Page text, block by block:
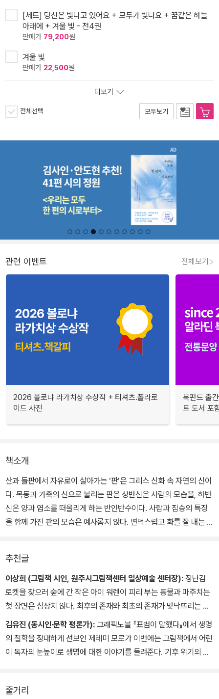
[세트] 당신은 빛나고 있어요 + 모두가 빛나요 + 꿈같은 하늘
아래에 + 겨울 빛 - 전4권
판매가 79,200원
겨울 빛
판매가 22,500원
더보기
전체선택 모두보기
관련 이벤트 전체보기
2026 볼로냐 라가치상 수상작 + 티셔츠.폴라로
이드 사진
북펀드 출
트 도서 포
책소개
산과 들판에서 자유로이 살아가는 ‘판’은 그리스 신화 속 자연의 신이
다. 목동과 가축의 신으로 불리는 판은 상반신은 사람의 모습을, 하반
신은 양과 염소를 떠올리게 하는 반인반수이다. 사람과 짐승의 특징
을 함께 가진 판의 모습은 예사롭지 않다. 변덕스럽고 화를 잘 내는 성
나뭇잎 사이로 불어오는 바람, 시냇물이 흘러가는 소리, 자연에서 들
리는 모든 것은 판의 노래다. 판은 자연 속에서 노래와 함께 살아간다.
아이들과 손을 잡고 춤추기도 하고, 사람들이 웃는 소리를 즐겁게 듣
기도 한다. 자연 속에서 사람들과 함께 살아가던 판. 그러나 사람들이
도시로 이주하게 되면서 그들은 점점 자연의 소리를 잊어버린다. 더
이상 자연의 소리를 듣는 사람이 없어지자, 자연의 신인 판은 피리의
선율을 기억하지 못하게 되고, 마침내 세상의 혼돈을 일으키는 존재
워렌이 처음 판을 봤을 때도, 판은 피리를 불려고 노력하나 피리에선
추천글
이상희 (그림책 시인, 원주시그림책센터 일상예술 센터장): 장난감
로켓을 찾으러 숲에 간 작은 아이 워렌이 피리 부는 동물과 마주치는
첫 장면은 심상치 않다. 최후의 존재와 최초의 존재가 맞닥뜨리는 국
면이라니! 제레미 모로가 이번엔 종말을 얘기하려는 걸까. 심상찮은
기후 위기를 거듭 겪어내고 있는 우리 모두는 대체로 워렌의 부모들
처럼 무기력한 관망자, 딴전을 피우며 섬뜩한 상상에서 멀어지고 싶
한 경고이다. 워렌은 인류의 대리자답게 밤마다 예지몽을 꾸고, 어느
김유진 (동시인·문학 평론가): 그래픽노블 『표범이 말했다』에서 생명
의 철학을 장대하게 선보인 제레미 모로가 이번에는 그림책에서 어린
이 독자의 눈높이로 생명에 대한 이야기를 들려준다. 기후 위기의 심
채화 사이로 톡톡 빛을 내던 형광 주황색이 무시무시한 화염과 바람
줄거리